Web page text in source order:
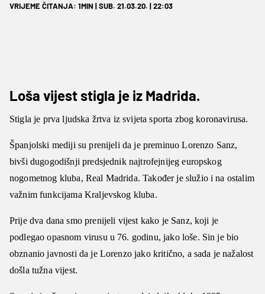
VRIJEME ČITANJA: 1MIN | SUB. 21.03.20. | 22:03
Loša vijest stigla je iz Madrida.
Stigla je prva ljudska žrtva iz svijeta sporta zbog koronavirusa.
Španjolski mediji su prenijeli da je preminuo Lorenzo Sanz,
bivši dugogodišnji predsjednik najtrofejnijeg europskog
nogometnog kluba, Real Madrida. Također je služio i na ostalim
važnim funkcijama Kraljevskog kluba.
Prije dva dana smo prenijeli vijest kako je Sanz, koji je
podlegao opasnom virusu u 76. godinu, jako loše. Sin je bio
obznanio javnosti da je Lorenzo jako kritično, a sada je nažalost
došla tužna vijest.